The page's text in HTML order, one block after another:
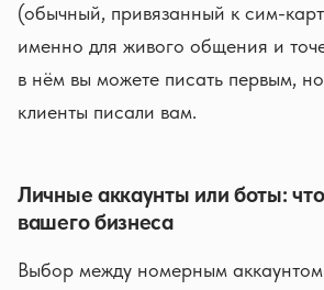
(обычный, привязанный к сим-
именно для живого общения и
в нём вы можете писать первым,
клиенты писали вам.
Личные аккаунты или боты:
вашего бизнеса
Выбор между номерным